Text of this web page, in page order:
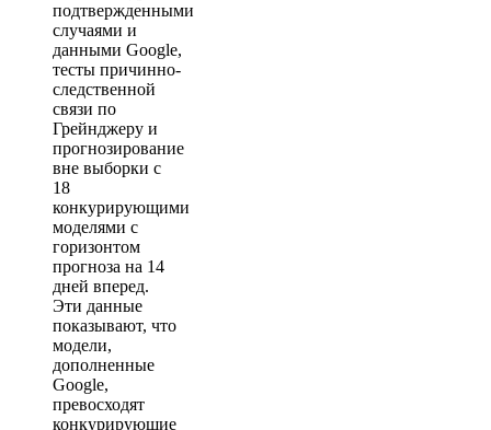
подтвержденными
случаями и
данными Google,
тесты причинно-
следственной
связи по
Грейнджеру и
прогнозирование
вне выборки с
18
конкурирующими
моделями с
горизонтом
прогноза на 14
дней вперед.
Эти данные
показывают, что
модели,
дополненные
Google,
превосходят
конкурирующие